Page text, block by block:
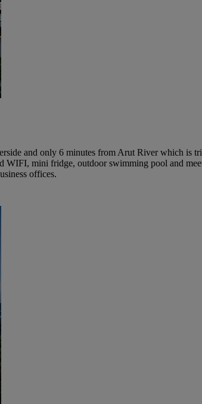
and only 6 minutes from Arut River which is
mini fridge, outdoor swimming pool and
offices.